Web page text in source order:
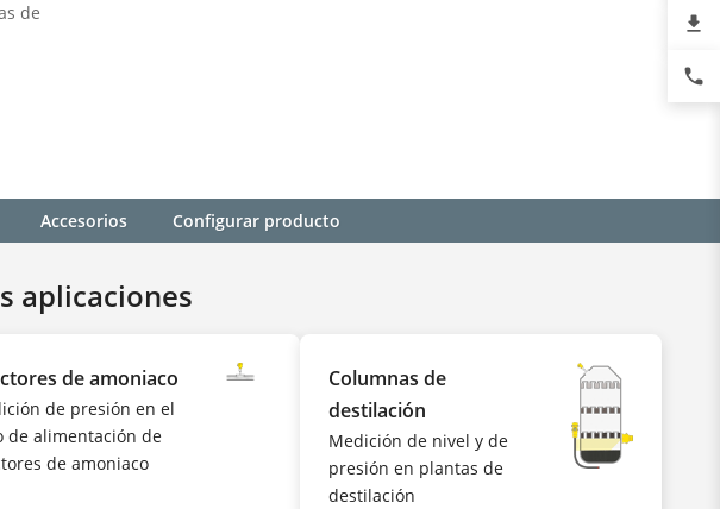
de
Accesorios Configurar producto
aplicaciones
de amoniaco
de presión en el
de alimentación de
de amoniaco
Columnas de
destilación
Medición de nivel y de
presión en plantas de
destilación
file_download
phone